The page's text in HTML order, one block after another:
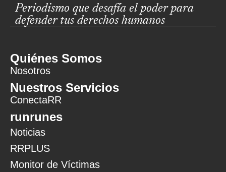
Periodismo que desafía el poder para
defender tus derechos humanos
Quiénes Somos
Nosotros
Nuestros Servicios
ConectaRR
runrunes
Noticias
RRPLUS
Monitor de Víctimas